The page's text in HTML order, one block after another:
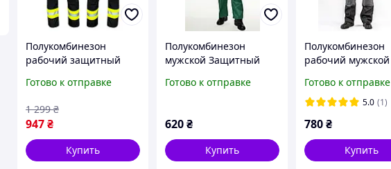
Полукомбинезон
рабочий защитный
спецодежда мужская
специалистов, польша
Готово к отправке
947₴
1 299 ₴
Купить
Полукомбинезон
мужской Защитный
комбинезон
Готово к отправке
620₴
Купить
Полукомбинезон
рабочий мужской
Готово к отправке
5.0 (1)
780₴
Купить